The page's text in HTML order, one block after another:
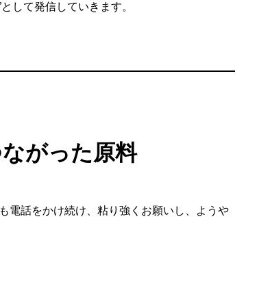
して発信していきます。
がった原料
電話をかけ続け、粘り強くお願いし、ようや